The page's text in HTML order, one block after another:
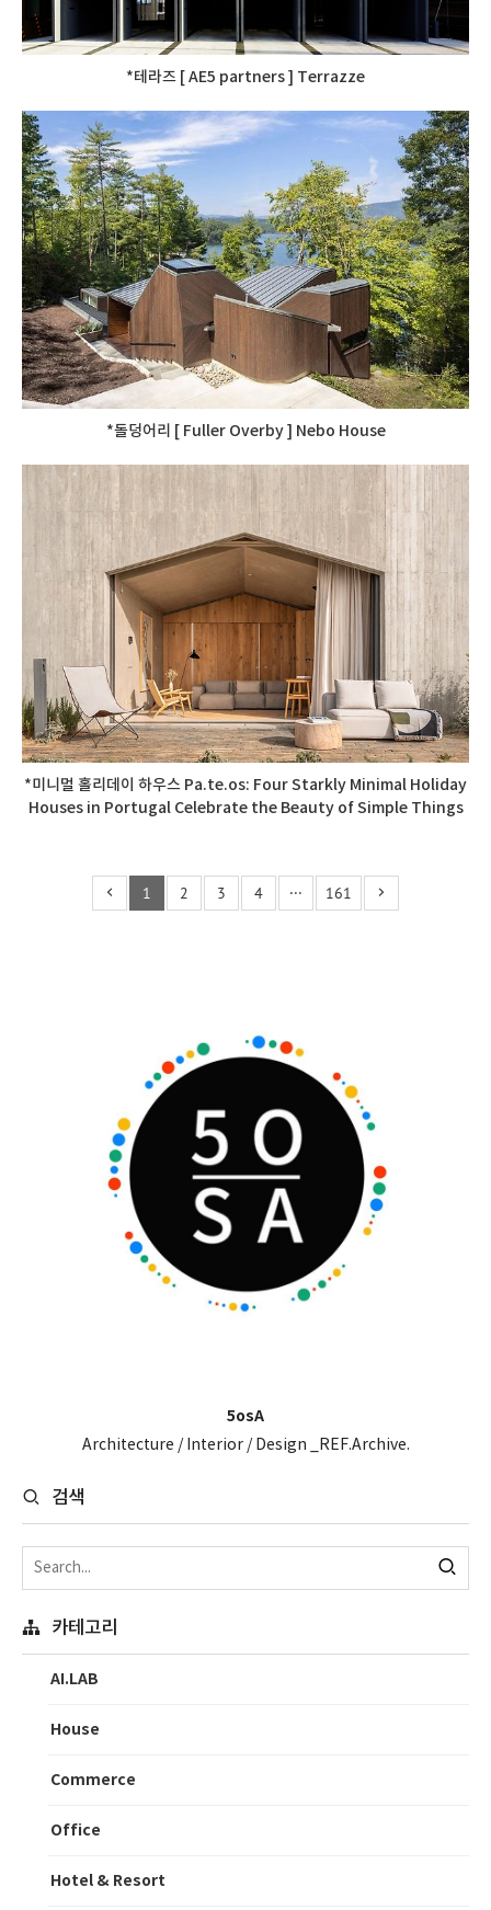
*테라즈 [ AE5 partners ] Terrazze
*돌덩어리 [ Fuller Overby ] Nebo House
*미니멀 홀리데이 하우스 Pa.te.os: Four Starkly Minimal Holiday
Houses in Portugal Celebrate the Beauty of Simple Things
1 2 3 4 ··· 161
5osA
Architecture / Interior / Design _REF.Archive.
검색
카테고리
AI.LAB
House
Commerce
Office
Hotel & Resort